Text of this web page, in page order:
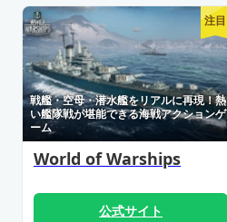
World of Warships
戦艦・空母・潜水艦をリアルに再現！熱
い艦隊戦が堪能できる海戦アクションゲ
ーム
注目
公式サイト